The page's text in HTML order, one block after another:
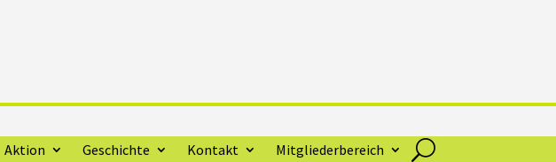
Aktion Geschichte Kontakt Mitgliederbereich